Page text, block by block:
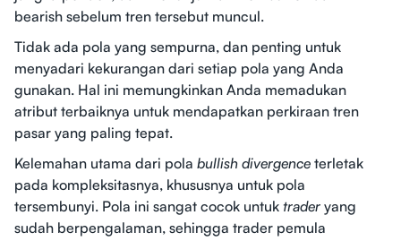
bearish sebelum tren tersebut muncul.
Tidak ada pola yang sempurna, dan penting untuk
menyadari kekurangan dari setiap pola yang Anda
gunakan. Hal ini memungkinkan Anda memadukan
atribut terbaiknya untuk mendapatkan perkiraan tren
pasar yang paling tepat.
Kelemahan utama dari pola bullish divergence terletak
pada kompleksitasnya, khususnya untuk pola
tersembunyi. Pola ini sangat cocok untuk trader yang
sudah berpengalaman, sehingga trader pemula